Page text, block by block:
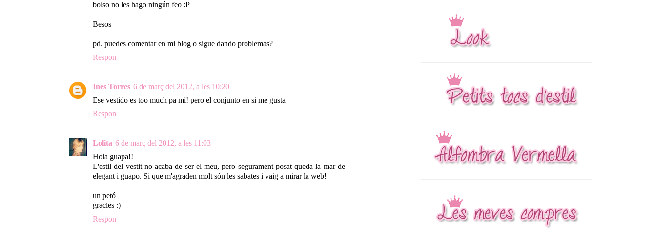
bolso no les hago ningún feo :P
Besos
pd. puedes comentar en mi blog o sigue dando problemas?
Respon
Ines Torres 6 de març del 2012, a les 10:20
Ese vestido es too much pa mi! pero el conjunto en si me gusta
Respon
Lolita 6 de març del 2012, a les 11:03
Hola guapa!!
L'estil del vestit no acaba de ser el meu, pero segurament posat queda la mar de
elegant i guapo. Si que m'agraden molt són les sabates i vaig a mirar la web!
un petó
gracies :)
Respon